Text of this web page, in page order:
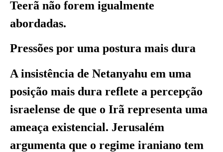
Teerã não forem igualmente
abordadas.
Pressões por uma postura mais dura
A insistência de Netanyahu em uma
posição mais dura reflete a percepção
israelense de que o Irã representa uma
ameaça existencial. Jerusalém
argumenta que o regime iraniano tem